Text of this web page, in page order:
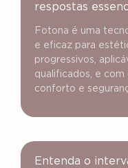
respostas
Fotona é uma
e eficaz para
progressivos,
qualificados, e
conforto e
Entenda o